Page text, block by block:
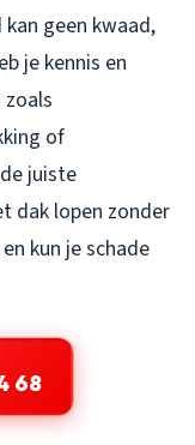
geen kwaad,
je kennis en
of
juiste
dak lopen zonder
kun je schade
68